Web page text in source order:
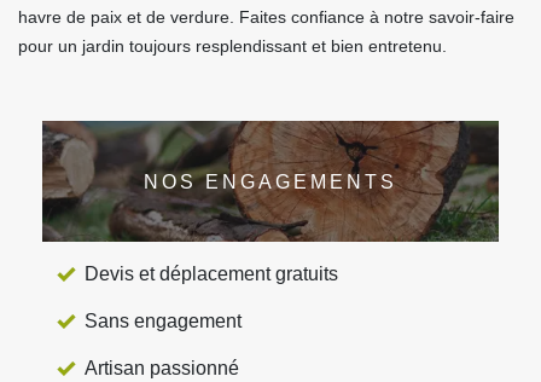
havre de paix et de verdure. Faites confiance à notre savoir-faire
pour un jardin toujours resplendissant et bien entretenu.
NOS ENGAGEMENTS
Devis et déplacement gratuits
Sans engagement
Artisan passionné